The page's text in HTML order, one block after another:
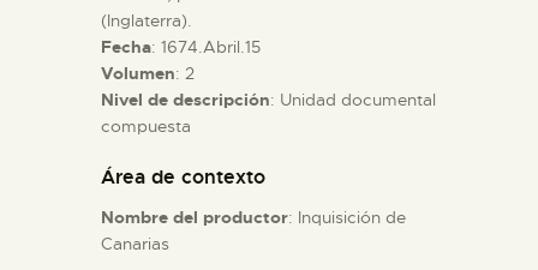
COLECCIONES
DIDÁCTICA
(Inglaterra).
Fecha: 1674.Abril.15
Volumen: 2
Nivel de descripción: Unidad documental
compuesta
Área de contexto
Nombre del productor: Inquisición de
Canarias